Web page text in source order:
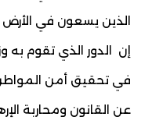
الذين يسعون في الأرض
إن الدور الذي تقوم به
في تحقيق أمن المواطن
عن القانون ومحاربة